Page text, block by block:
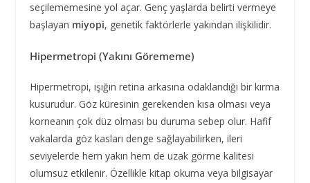
seçilememesine yol açar. Genç yaşlarda belirti vermeye
başlayan miyopi, genetik faktörlerle yakından ilişkilidir.
Hipermetropi (Yakını Görememe)
Hipermetropi, ışığın retina arkasına odaklandığı bir kırma
kusurudur. Göz küresinin gerekenden kısa olması veya
korneanın çok düz olması bu duruma sebep olur. Hafif
vakalarda göz kasları denge sağlayabilirken, ileri
seviyelerde hem yakın hem de uzak görme kalitesi
olumsuz etkilenir. Özellikle kitap okuma veya bilgisayar